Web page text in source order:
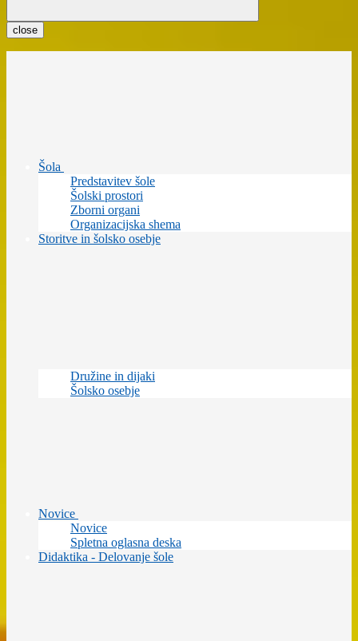
close
Šola
Predstavitev šole
Šolski prostori
Zborni organi
Organizacijska shema
Storitve in šolsko osebje
Družine in dijaki
Šolsko osebje
Novice
Novice
Spletna oglasna deska
Didaktika - Delovanje šole